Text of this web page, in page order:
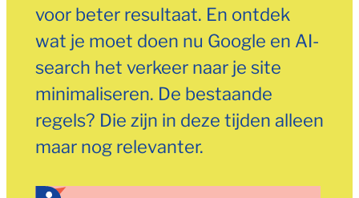
voor beter resultaat. En ontdek
wat je moet doen nu Google en AI-
search het verkeer naar je site
minimaliseren. De bestaande
regels? Die zijn in deze tijden alleen
maar nog relevanter.